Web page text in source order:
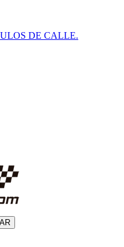
DE CALLE.